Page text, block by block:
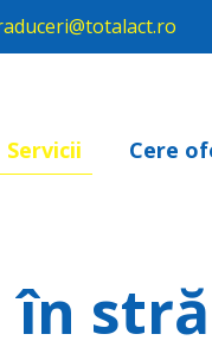
Servicii Cere
în